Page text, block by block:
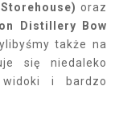
oraz
Distillery Bow
także na
się niedaleko
i bardzo